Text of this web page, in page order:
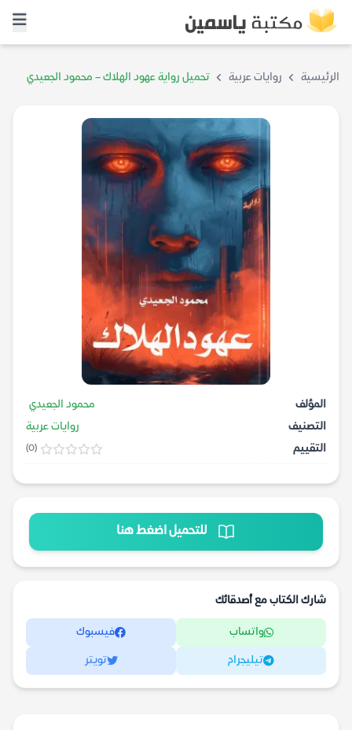
الرئيسية روايات عربية تحميل رواية عهود الهلاك – محمود الجعيدي
المؤلف
محمود الجعيدي
التصنيف
روايات عربية
التقييم
(0)
للتحميل اضغط هنا
شارك الكتاب مع أصدقائك
واتساب فيسبوك
تيليجرام تويتر